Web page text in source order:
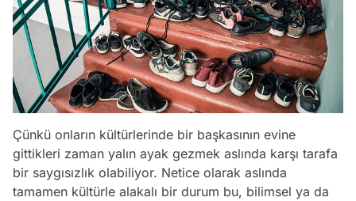
Çünkü onların kültürlerinde bir başkasının evine
gittikleri zaman yalın ayak gezmek aslında karşı tarafa
bir saygısızlık olabiliyor. Netice olarak aslında
tamamen kültürle alakalı bir durum bu, bilimsel ya da
Video